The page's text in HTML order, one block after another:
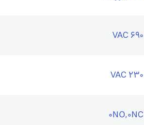
690 VAC
230 VAC
0NO,0NC